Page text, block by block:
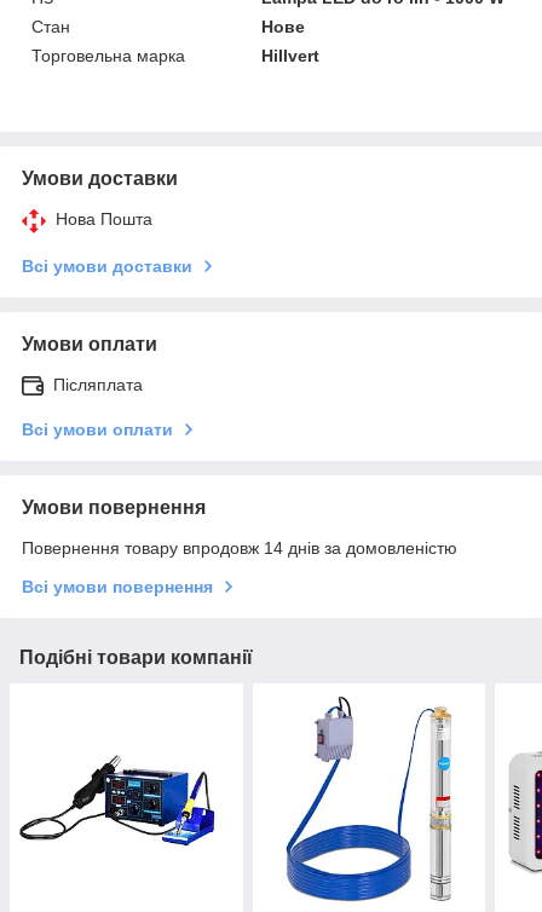
Стан
Нове
Торговельна марка
Hillvert
Умови доставки
Нова Пошта
Всі умови доставки
Умови оплати
Післяплата
Всі умови оплати
Умови повернення
Повернення товару впродовж 14 днів за домовленістю
Всі умови повернення
Подібні товари компанії